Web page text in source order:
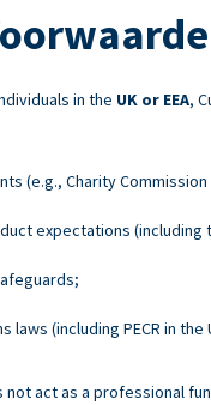
in the UK or EEA,
(e.g., Charity Commission
expectations
(including PECR in the
not act as a professional